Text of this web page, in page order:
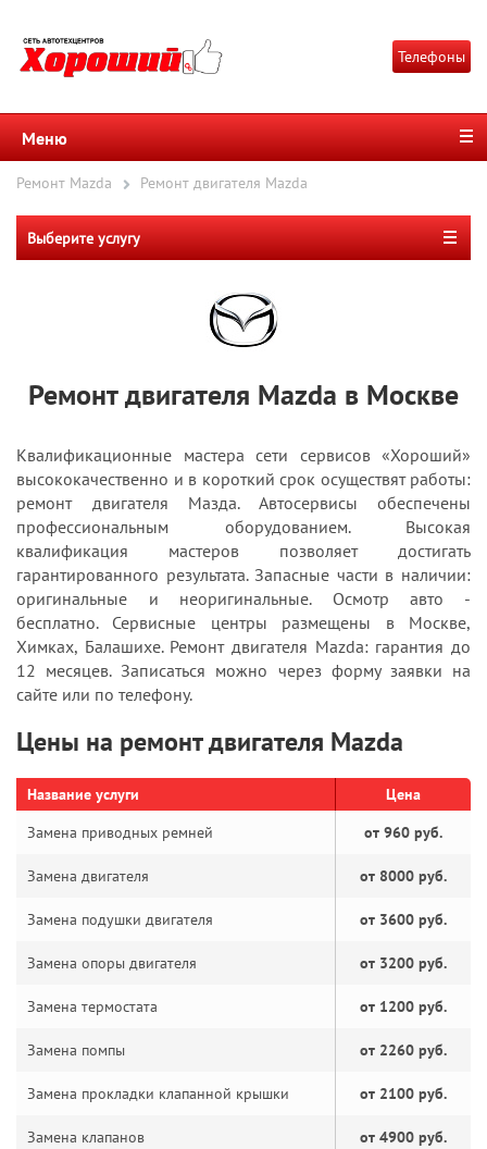
Телефоны
Меню
Ремонт Mazda Ремонт двигателя Mazda
Выберите услугу
Ремонт двигателя Mazda в Москве
Квалификационные мастера сети сервисов «Хороший»
высококачественно и в короткий срок осуществят работы:
ремонт двигателя Мазда. Автосервисы обеспечены
профессиональным оборудованием. Высокая
квалификация мастеров позволяет достигать
гарантированного результата. Запасные части в наличии:
оригинальные и неоригинальные. Осмотр авто -
бесплатно. Сервисные центры размещены в Москве,
Химках, Балашихе. Ремонт двигателя Mazda: гарантия до
12 месяцев. Записаться можно через форму заявки на
сайте или по телефону.
Цены на ремонт двигателя Mazda
Название услуги
Цена
Замена приводных ремней
от 960 руб.
Замена двигателя от 8000 руб.
Замена подушки двигателя от 3600 руб.
Замена опоры двигателя от 3200 руб.
Замена термостата от 1200 руб.
Замена помпы от 2260 руб.
Замена прокладки клапанной крышки от 2100 руб.
Замена клапанов от 4900 руб.